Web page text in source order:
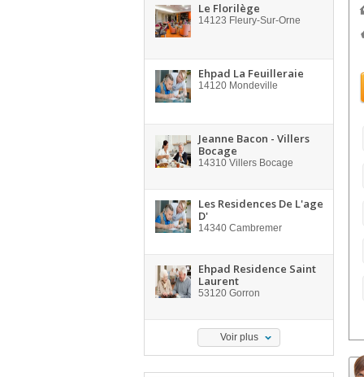
Le Florilège
14123 Fleury-Sur-Orne
Ehpad La Feuilleraie
14120 Mondeville
Jeanne Bacon - Villers
Bocage
14310 Villers Bocage
Les Residences De L'age
D'
14340 Cambremer
Ehpad Residence Saint
Laurent
53120 Gorron
Voir plus